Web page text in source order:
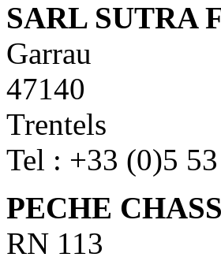
SARL SUTRA
Garrau
47140
Trentels
Tel : +33 (0)5
PECHE
RN 113